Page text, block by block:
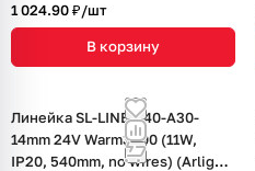
1 024.90 ₽/шт
В корзину
Линейка SL-LINE-540-A30-
14mm 24V Warm3000 (11W,
IP20, 540mm, no wires) (Arlight,